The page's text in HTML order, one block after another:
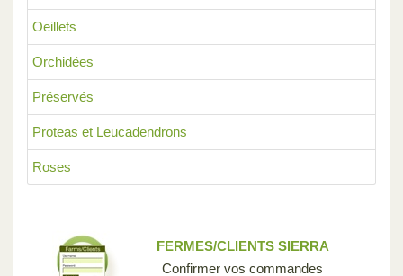
Oeillets
Orchidées
Préservés
Proteas et Leucadendrons
Roses
FERMES/CLIENTS SIERRA
Confirmer vos commandes